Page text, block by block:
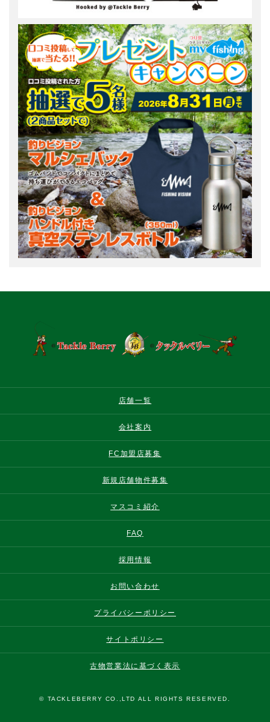
店舗一覧
会社案内
FC加盟店募集
新規店舗物件募集
マスコミ紹介
FAQ
採用情報
お問い合わせ
プライバシーポリシー
サイトポリシー
古物営業法に基づく表示
© TACKLEBERRY CO.,LTD ALL RIGHTS RESERVED.